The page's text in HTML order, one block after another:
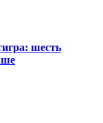
шесть